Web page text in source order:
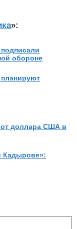
»:
обороне
доллара США в
Кадырове»: